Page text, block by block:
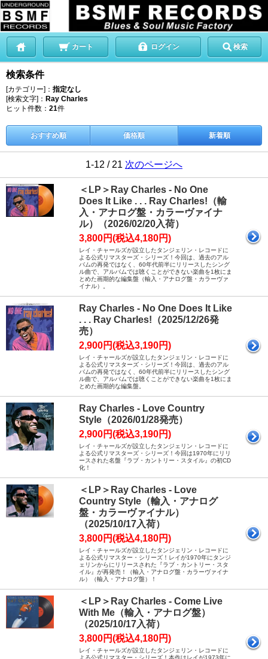
カート ログイン 検索
検索条件
[カテゴリー]： 指定なし
[検索文字]： Ray Charles
ヒット件数： 21件
おすすめ順 価格順 新着順
1-12 / 21 次のページへ
＜LP＞Ray Charles - No One
Does It Like . . . Ray Charles!（輸
入・アナログ盤・カラーヴァイナ
ル）（2026/02/20入荷）
3,800円(税込4,180円)
レイ・チャールズが設立したタンジェリン・レコードに
よる公式リマスターズ・シリーズ！今回は、過去のアル
バムの再発ではなく、60年代前半にリリースしたシング
ル曲で、アルバムでは聴くことができない楽曲を1枚にま
とめた画期的な編集盤（輸入・アナログ盤・カラーヴァ
イナル）。
Ray Charles - No One Does It Like
. . . Ray Charles!（2025/12/26発
売）
2,900円(税込3,190円)
レイ・チャールズが設立したタンジェリン・レコードに
よる公式リマスターズ・シリーズ！今回は、過去のアル
バムの再発ではなく、60年代前半にリリースしたシング
ル曲で、アルバムでは聴くことができない楽曲を1枚にま
とめた画期的な編集盤。
Ray Charles - Love Country
Style（2026/01/28発売）
2,900円(税込3,190円)
レイ・チャールズが設立したタンジェリン・レコードに
よる公式リマスターズ・シリーズ！今回は1970年にリリ
ースされた名盤『ラブ・カントリー・スタイル』の初CD
化！
＜LP＞Ray Charles - Love
Country Style（輸入・アナログ
盤・カラーヴァイナル）
（2025/10/17入荷）
3,800円(税込4,180円)
レイ・チャールズが設立したタンジェリン・レコードに
よる公式リマスター・シリーズ！レイが1970年にタンジ
ェリンからにリリースされた『ラブ・カントリー・スタ
イル』が再発売！（輸入・アナログ盤・カラーヴァイナ
ル）（輸入・アナログ盤）！
＜LP＞Ray Charles - Come Live
With Me（輸入・アナログ盤）
（2025/10/17入荷）
3,800円(税込4,180円)
レイ・チャールズが設立したタンジェリン・レコードに
よる公式リマスター・シリーズ！本作はレイが1973年に